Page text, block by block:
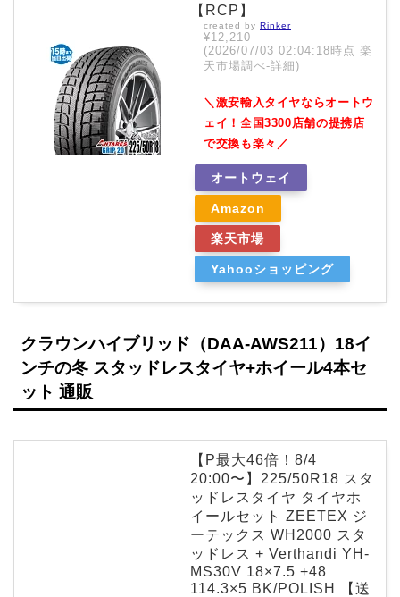
【RCP】
created by Rinker
¥12,210
(2026/07/03 02:04:18時点 楽
天市場調べ-詳細)
＼激安輸入タイヤならオートウ
ェイ！全国3300店舗の提携店
で交換も楽々／
オートウェイ
Amazon
楽天市場
Yahooショッピング
クラウンハイブリッド（DAA-AWS211）18イ
ンチの冬 スタッドレスタイヤ+ホイール4本セ
ット 通販
【P最大46倍！8/4
20:00〜】225/50R18 スタ
ッドレスタイヤ タイヤホ
イールセット ZEETEX ジ
ーテックス WH2000 スタ
ッドレス + Verthandi YH-
MS30V 18×7.5 +48
114.3×5 BK/POLISH 【送